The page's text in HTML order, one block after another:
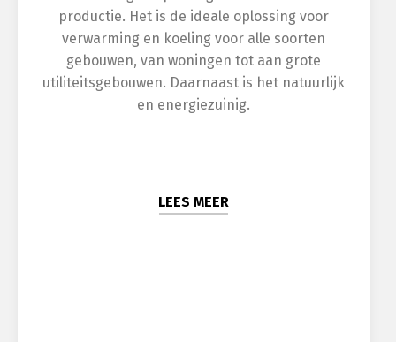
productie. Het is de ideale oplossing voor
verwarming en koeling voor alle soorten
gebouwen, van woningen tot aan grote
utiliteitsgebouwen. Daarnaast is het natuurlijk
en energiezuinig.
LEES MEER